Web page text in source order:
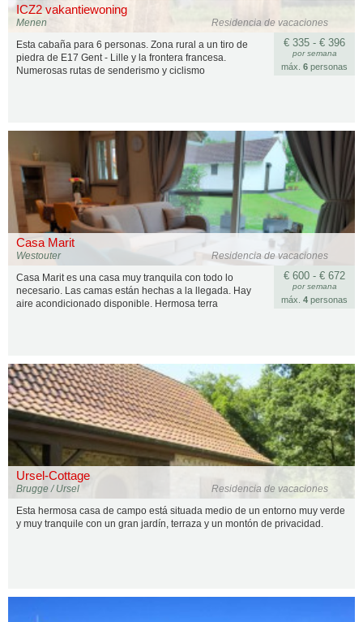
ICZ2 vakantiewoning
Residencia de vacaciones
Menen
€ 335 - € 396
por semana
máx. 6 personas
Esta cabaña para 6 personas. Zona rural a un tiro de
piedra de E17 Gent - Lille y la frontera francesa.
Numerosas rutas de senderismo y ciclismo
Casa Marit
Residencia de vacaciones
Westouter
€ 600 - € 672
por semana
máx. 4 personas
Casa Marit es una casa muy tranquila con todo lo
necesario. Las camas están hechas a la llegada. Hay
aire acondicionado disponible. Hermosa terra
Ursel-Cottage
Residencia de vacaciones
Brugge / Ursel
Esta hermosa casa de campo está situada medio de un entorno muy verde
y muy tranquile con un gran jardín, terraza y un montón de privacidad.